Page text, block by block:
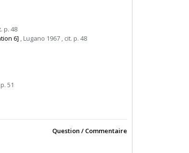
p. 48
6] , Lugano 1967 , cit. p. 48
51
Question / Commentaire